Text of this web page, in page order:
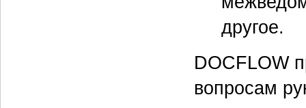
другое.
DOCFLOW
вопросам